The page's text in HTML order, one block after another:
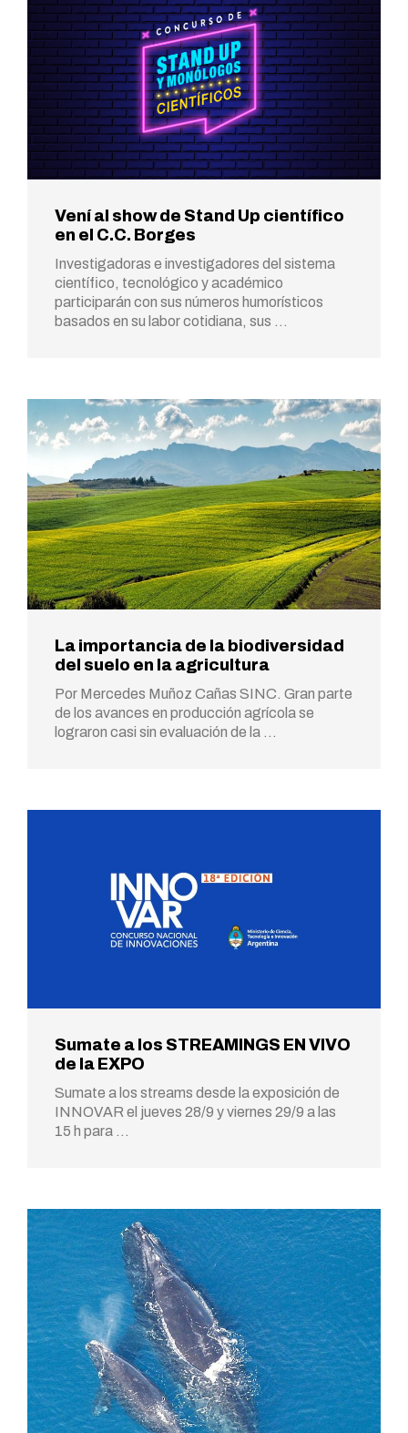
Vení al show de Stand Up científico
en el C.C. Borges
Investigadoras e investigadores del sistema
científico, tecnológico y académico
participarán con sus números humorísticos
basados en su labor cotidiana, sus …
La importancia de la biodiversidad
del suelo en la agricultura
Por Mercedes Muñoz Cañas SINC. Gran parte
de los avances en producción agrícola se
lograron casi sin evaluación de la …
Sumate a los STREAMINGS EN VIVO
de la EXPO
Sumate a los streams desde la exposición de
INNOVAR el jueves 28/9 y viernes 29/9 a las
15 h para …